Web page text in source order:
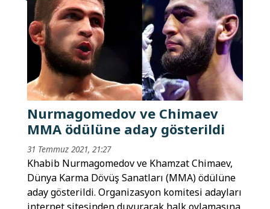
Nurmagomedov ve Chimaev
MMA ödülüne aday gösterildi
31 Temmuz 2021, 21:27
Khabib Nurmagomedov ve Khamzat Chimaev,
Dünya Karma Dövüş Sanatları (MMA) ödülüne
aday gösterildi. Organizasyon komitesi adayları